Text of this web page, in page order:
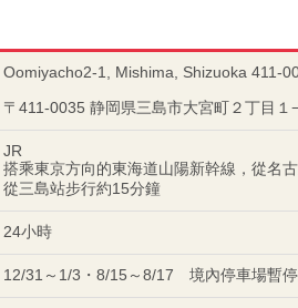
Oomiyacho2-1, Mishima, Shizuoka 411-
〒411-0035 静岡県三島市大宮町２丁目１
JR
搭乘東京方向的東海道山陽新幹線，從名
從三島站步行約15分鐘
24小時
12/31～1/3・8/15～8/17 境內停車場暫